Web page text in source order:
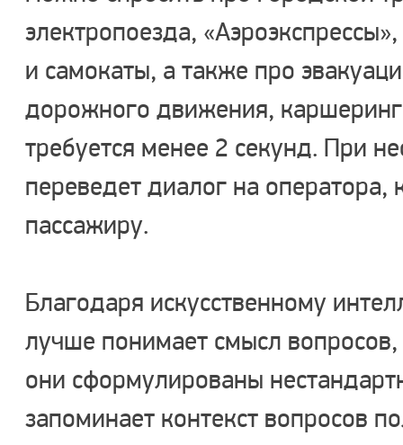
электропоезда,
и самокаты, а также про
дорожного движения,
требуется менее 2 секунд. При
переведет диалог на
пассажиру.
Благодаря искусственному
лучше понимает смысл
они сформулированы
запоминает контекст вопросов